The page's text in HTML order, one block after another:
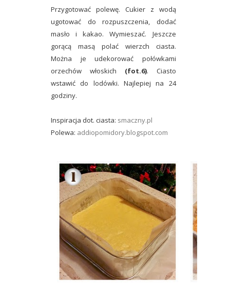
Przygotować polewę. Cukier z wodą
ugotować do rozpuszczenia, dodać
masło i kakao. Wymieszać. Jeszcze
gorącą masą polać wierzch ciasta.
Można je udekorować połówkami
orzechów włoskich (fot.6).
Ciasto
wstawić do lodówki. Najlepiej na 24
godziny.
Inspiracja dot. ciasta: smaczny.pl
Polewa: addiopomidory.blogspot.com